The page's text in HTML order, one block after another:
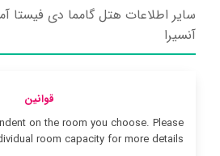
سایر اطلاعات هتل گامما دی فیستا
آنسیرا
قوانین
on the room you choose. Please
room capacity for more details.